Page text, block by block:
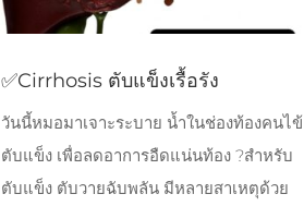
✅️Cirrhosis ตับแข็งเรื้อรัง
วันนี้หมอมาเจาะระบาย น้ำในช่องท้องคนไข้
ตับแข็ง เพื่อลดอาการอืดแน่นท้อง ?สำหรับ
ตับแข็ง ตับวายฉับพลัน มีหลายสาเหตุด้วย